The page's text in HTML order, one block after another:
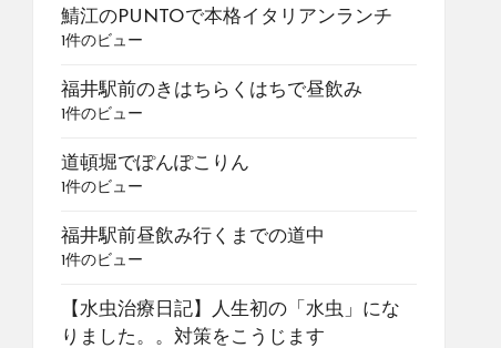
鯖江のPUNTOで本格イタリアンランチ
1件のビュー
福井駅前のきはちらくはちで昼飲み
1件のビュー
道頓堀でぽんぽこりん
1件のビュー
福井駅前昼飲み行くまでの道中
1件のビュー
【水虫治療日記】人生初の「水虫」にな
りました。。対策をこうじます